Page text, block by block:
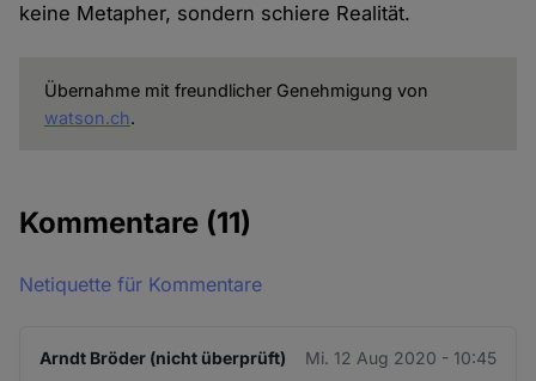
keine Metapher, sondern schiere Realität.
Übernahme mit freundlicher Genehmigung von
watson.ch.
Kommentare (11)
Netiquette für Kommentare
Arndt Bröder (nicht überprüft) Mi. 12 Aug 2020 - 10:45